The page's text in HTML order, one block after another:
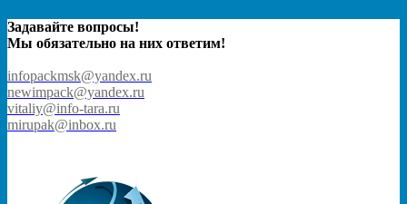
Задавайте вопросы!
Мы обязательно на них ответим!
infopackmsk@yandex.ru
newimpack@yandex.ru
vitaliy@info-tara.ru
mirupak@inbox.ru